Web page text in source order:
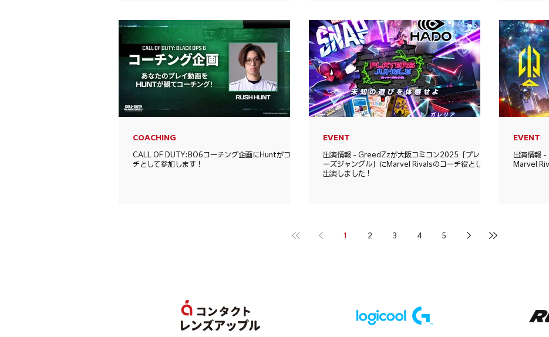
CALL OF DUTY:BO6コーチング企画にHuntがコー
チとして参加します！
COACHING
出演情報 - GreedZzが大阪コミコン2025「プレイヤ
ーズジャングル」にMarvel Rivalsのコーチ役として
出演しました！
EVENT
出演情報
Marvel
EVENT
1 2 3 4 5